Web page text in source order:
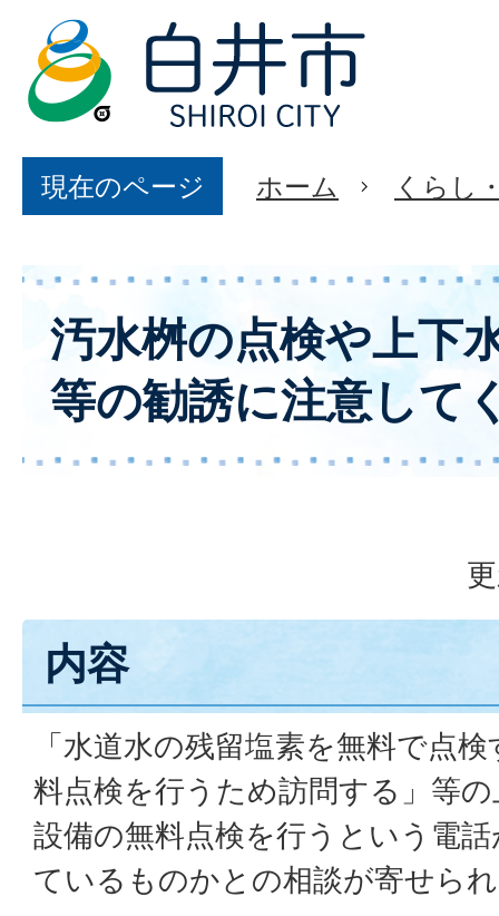
現在のページ ホーム くらし
汚水桝の点検や上下
等の勧誘に注意して
内容
「水道水の残留塩素を無料で点
料点検を行うため訪問する」等
設備の無料点検を行うという電
ているものかとの相談が寄せら